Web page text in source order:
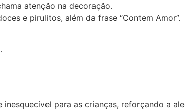
atenção na decoração.
e pirulitos, além da frase “Contem Amor”.
para as crianças, reforçando a